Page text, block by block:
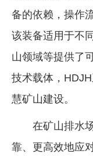
备的依赖，操作
该装备适用于不
山领域等提供了
技术载体，
慧矿山建设。
在矿山排水
靠、更高效地应